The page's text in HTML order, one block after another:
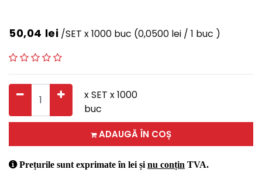
50,04 lei /SET x 1000 buc (0,0500 lei / 1 buc )
x SET x 1000
buc
ADAUGĂ ÎN COȘ
Prețurile sunt exprimate în lei și nu conțin TVA.